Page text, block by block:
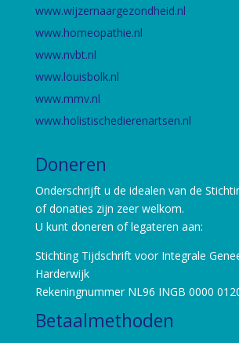
www.wijzernaargezondheid.nl
www.homeopathie.nl
www.nvbt.nl
www.louisbolk.nl
www.mmv.nl
www.holistischedierenartsen.nl
Doneren
Onderschrijft u de idealen van de
of donaties zijn zeer welkom.
U kunt doneren of legateren aan:
Stichting Tijdschrift voor Integrale
Harderwijk
Rekeningnummer NL96 INGB 0000
Betaalmethoden